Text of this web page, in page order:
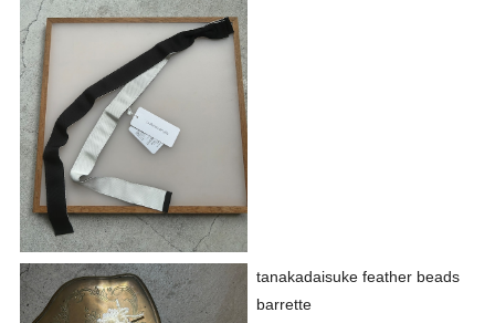
tanakadaisuke feather beads
barrette